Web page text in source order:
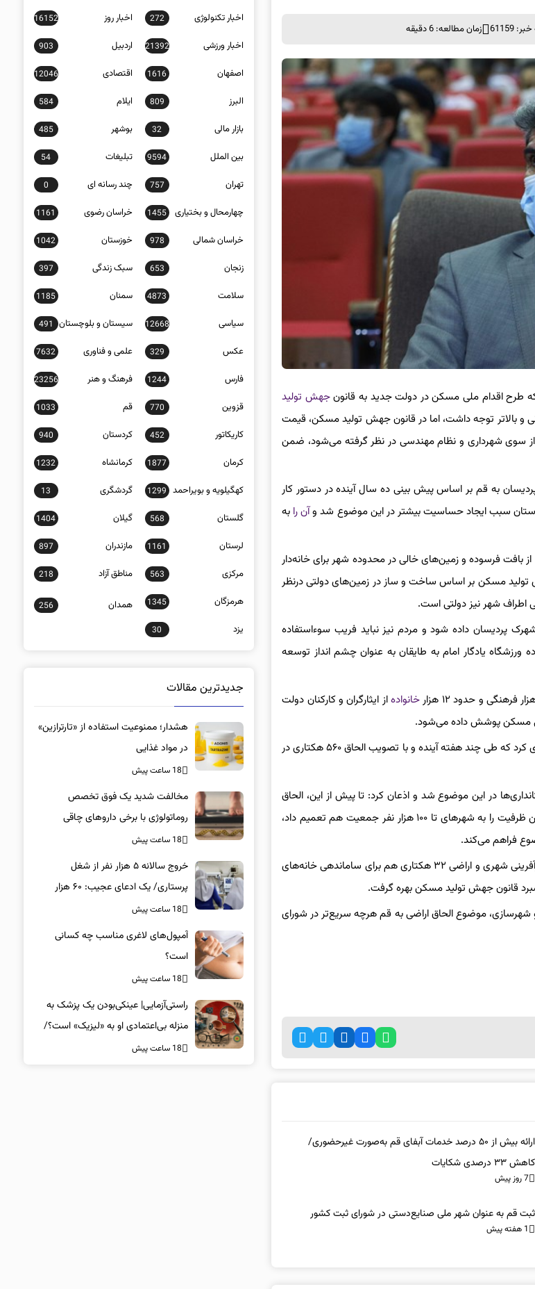
61159 زمان مطالعه: 6 دقیقه
طرح اقدام ملی مسکن در دولت جدید به قانونجهش تولید
بالاتر توجه داشت، اما در قانون جهش تولید مسکن، قیمت
از سوی شهرداری و نظام مهندسی در نظر گرفته می‌شود، ضمن
برنامه‌ریزی و توسعه استان، الحاق ۵۶۰ هکتار از اراضی پردیسان به قم بر اساس پیش بینی ده سال آینده در دستور کار
استان سبب ایجاد حساسیت بیشتر در این موضوع شد وآن را به
از بافت فرسوده و زمین‌های خالی در محدوده شهر برای خانه‌دار
مسکن بر اساس ساخت و ساز در زمین‌های دولتی درنظر
اطراف شهر نیز دولتی است.
پردیسان داده شود و مردم نیز نباید فریب سوءاستفاده
یادگار امام به طایقان به عنوان چشم انداز توسعه
و حدود ۱۲ هزار
خانوادهاز ایثارگران و کارکنان دولت
وی سپس به پیگیری‌های استانداری قم از وزارت مسکن و شهرسازی توجه داد و ابراز امیدواری کرد که طی چند هفته آینده و با تصویب الحاق ۵۶۰ هکتاری در
در این موضوع شد و اذعان کرد: تا پیش از این، الحاق
اراضی در شهرهای تا ۵۰ هزار نفر جمعیت به استانداری‌ها تفویض شده است که می‌توان این ظرفیت را به شهرهای تا ۱۰۰ هزار نفر جمعیت هم تعمیم داد،
فراهم می‌کند.
وی افزود: البته در حال حاضر اراضی ۴۸ هکتاری برای پشتیبانی طرح‌های بافت فرسوده و بازآفرینی شهری و اراضی ۳۲ هکتاری هم برای ساماندهی خانه‌های
قانون جهش تولید مسکن بهره گرفت.
شهرسازی، موضوع الحاق اراضی به قم هرچه سریع‌تر در شورای
ارائه بیش از ۵۰ درصد خدمات آبفای قم به‌صورت غیرحضوری/
کاهش ۳۳ درصدی شکایات
7 روز پیش
ثبت قم به عنوان شهر ملی صنایع‌دستی در شورای ثبت کشور
1 هفته پیش
اخبار تکنولوژی 272 اخبار روز 16152
اخبار ورزشی 21392 اردبیل 903
اصفهان 1616 اقتصادی 12046
البرز 809 ایلام 584
بازار مالی 32 بوشهر 485
بین الملل 9594 تبلیغات 54
تهران 757 چند رسانه ای 0
چهارمحال و بختیاری 1455 خراسان رضوی 1161
خراسان شمالی 978 خوزستان 1042
زنجان 653 سبک زندگی 397
سلامت 4873 سمنان 1185
سیاسی 12668 سیستان و بلوچستان 491
عکس 329 علمی و فناوری 7632
فارس 1244 فرهنگ و هنر 23256
قزوین 770 قم 1033
کاریکاتور 452 کردستان 940
کرمان 1877 کرمانشاه 1232
کهگیلویه و بویراحمد 1299 گردشگری 13
گلستان 568 گیلان 1404
لرستان 1161 مازندران 897
مرکزی 563 مناطق آزاد 218
هرمزگان 1345 همدان 256
یزد 30
جدیدترین مقالات
هشدار؛ ممنوعیت استفاده از «تارترازین»
در مواد غذایی
18 ساعت پیش
مخالفت شدید یک فوق تخصص
روماتولوژی با برخی داروهای چاقی
18 ساعت پیش
خروج سالانه ۵ هزار نفر از شغل
پرستاری/ یک ادعای عجیب: ۶۰ هزار
پرستار خانه‌نشین شدند؟
18 ساعت پیش
آمپول‌های لاغری مناسب چه کسانی
است؟
18 ساعت پیش
راستی‌آزمایی| عینکی‌بودن یک پزشک به
منزله بی‌اعتمادی او به «لیزیک» است؟/
جراحان، چشم فرزندان خود را لیزیک
18 ساعت پیش